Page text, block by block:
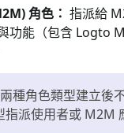
角色： 指派給
功能（包含 Logto
種角色類型建立後
指派使用者或 M2M